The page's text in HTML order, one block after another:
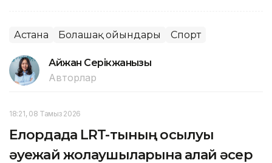
Астана Болашақ ойындары Спорт
Айжан Серікжанқызы
Авторлар
18:21, 08 Тамыз 2026
Елордада LRT-тының қосылуы
әуежай жолаушыларына қалай әсер